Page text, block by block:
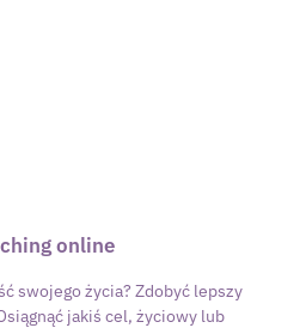
online
swojego życia? Zdobyć lepszy
jakiś cel, życiowy lub